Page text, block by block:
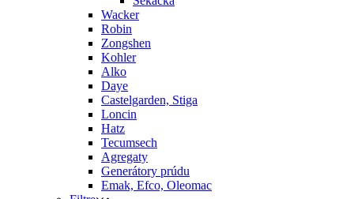
Wacker
Robin
Zongshen
Kohler
Alko
Daye
Castelgarden, Stiga
Loncin
Hatz
Tecumsech
Agregaty
Generátory prúdu
Emak, Efco, Oleomac